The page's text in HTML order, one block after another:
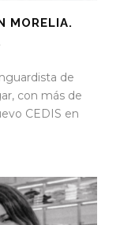
MORELIA.
de
con más de
CEDIS en